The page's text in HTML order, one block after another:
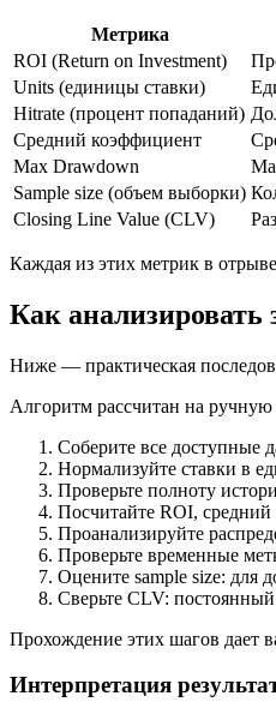
Метрика
ROI (Return on Investment)
Units (единицы ставки)
Hitrate (процент попаданий)
Средний коэффициент
Max Drawdown
Sample size (объем выборки)
Closing Line Value (CLV)
Каждая из этих метрик в
Как
Ниже — практическая
Алгоритм рассчитан на
Соберите все доступные
Нормализуйте ставки в
Проверьте полноту
Посчитайте ROI,
Проанализируйте
Проверьте временные
Оцените sample size: для
Сверьте CLV:
Прохождение этих шагов дает
Интерпретация